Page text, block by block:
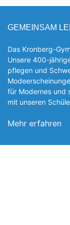
GEMEINSAM
Das Kronberg-
Unsere 400-
pflegen und
für Modernes und
mit unseren
Mehr erfahren